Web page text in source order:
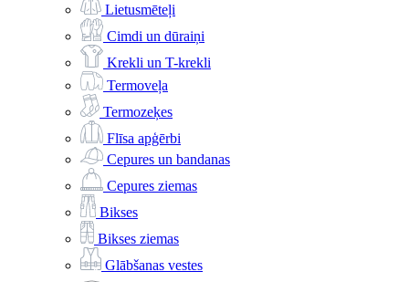
Lietusmēteļi
Cimdi un dūraiņi
Krekli un T-krekli
Termoveļa
Termozeķes
Flīsa apģērbi
Cepures un bandanas
Cepures ziemas
Bikses
Bikses ziemas
Glābšanas vestes